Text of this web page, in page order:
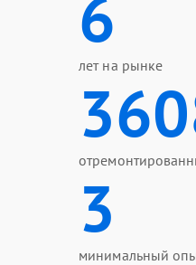
6
лет на рынке
3
минимальный